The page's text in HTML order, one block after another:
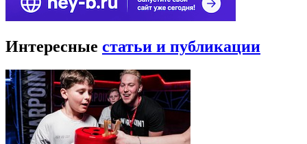
Интересные статьи и публикации